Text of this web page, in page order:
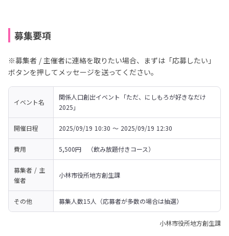
募集要項
※募集者 / 主催者に連絡を取りたい場合、まずは「応募したい」
ボタンを押してメッセージを送ってください。
イベント名
関係人口創出イベント「ただ、にしもろが好きなだけ
2025」
開催日程 2025/09/19 10:30 〜 2025/09/19 12:30
費用 5,500円　（飲み放題付きコース）
募集者 / 主
催者
小林市役所地方創生課
その他 募集人数15人（応募者が多数の場合は抽選）
小林市役所地方創生課